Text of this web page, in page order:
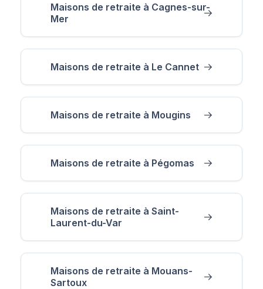
Maisons de retraite à Cagnes-sur-
Mer
Maisons de retraite à Le Cannet
Maisons de retraite à Mougins
Maisons de retraite à Pégomas
Maisons de retraite à Saint-
Laurent-du-Var
Maisons de retraite à Mouans-
Sartoux